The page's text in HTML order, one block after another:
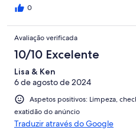
0
Avaliação verificada
10/10 Excelente
Lisa & Ken
6 de agosto de 2024
Aspetos positivos: Limpeza,
exatidão do anúncio
Traduzir através do Google